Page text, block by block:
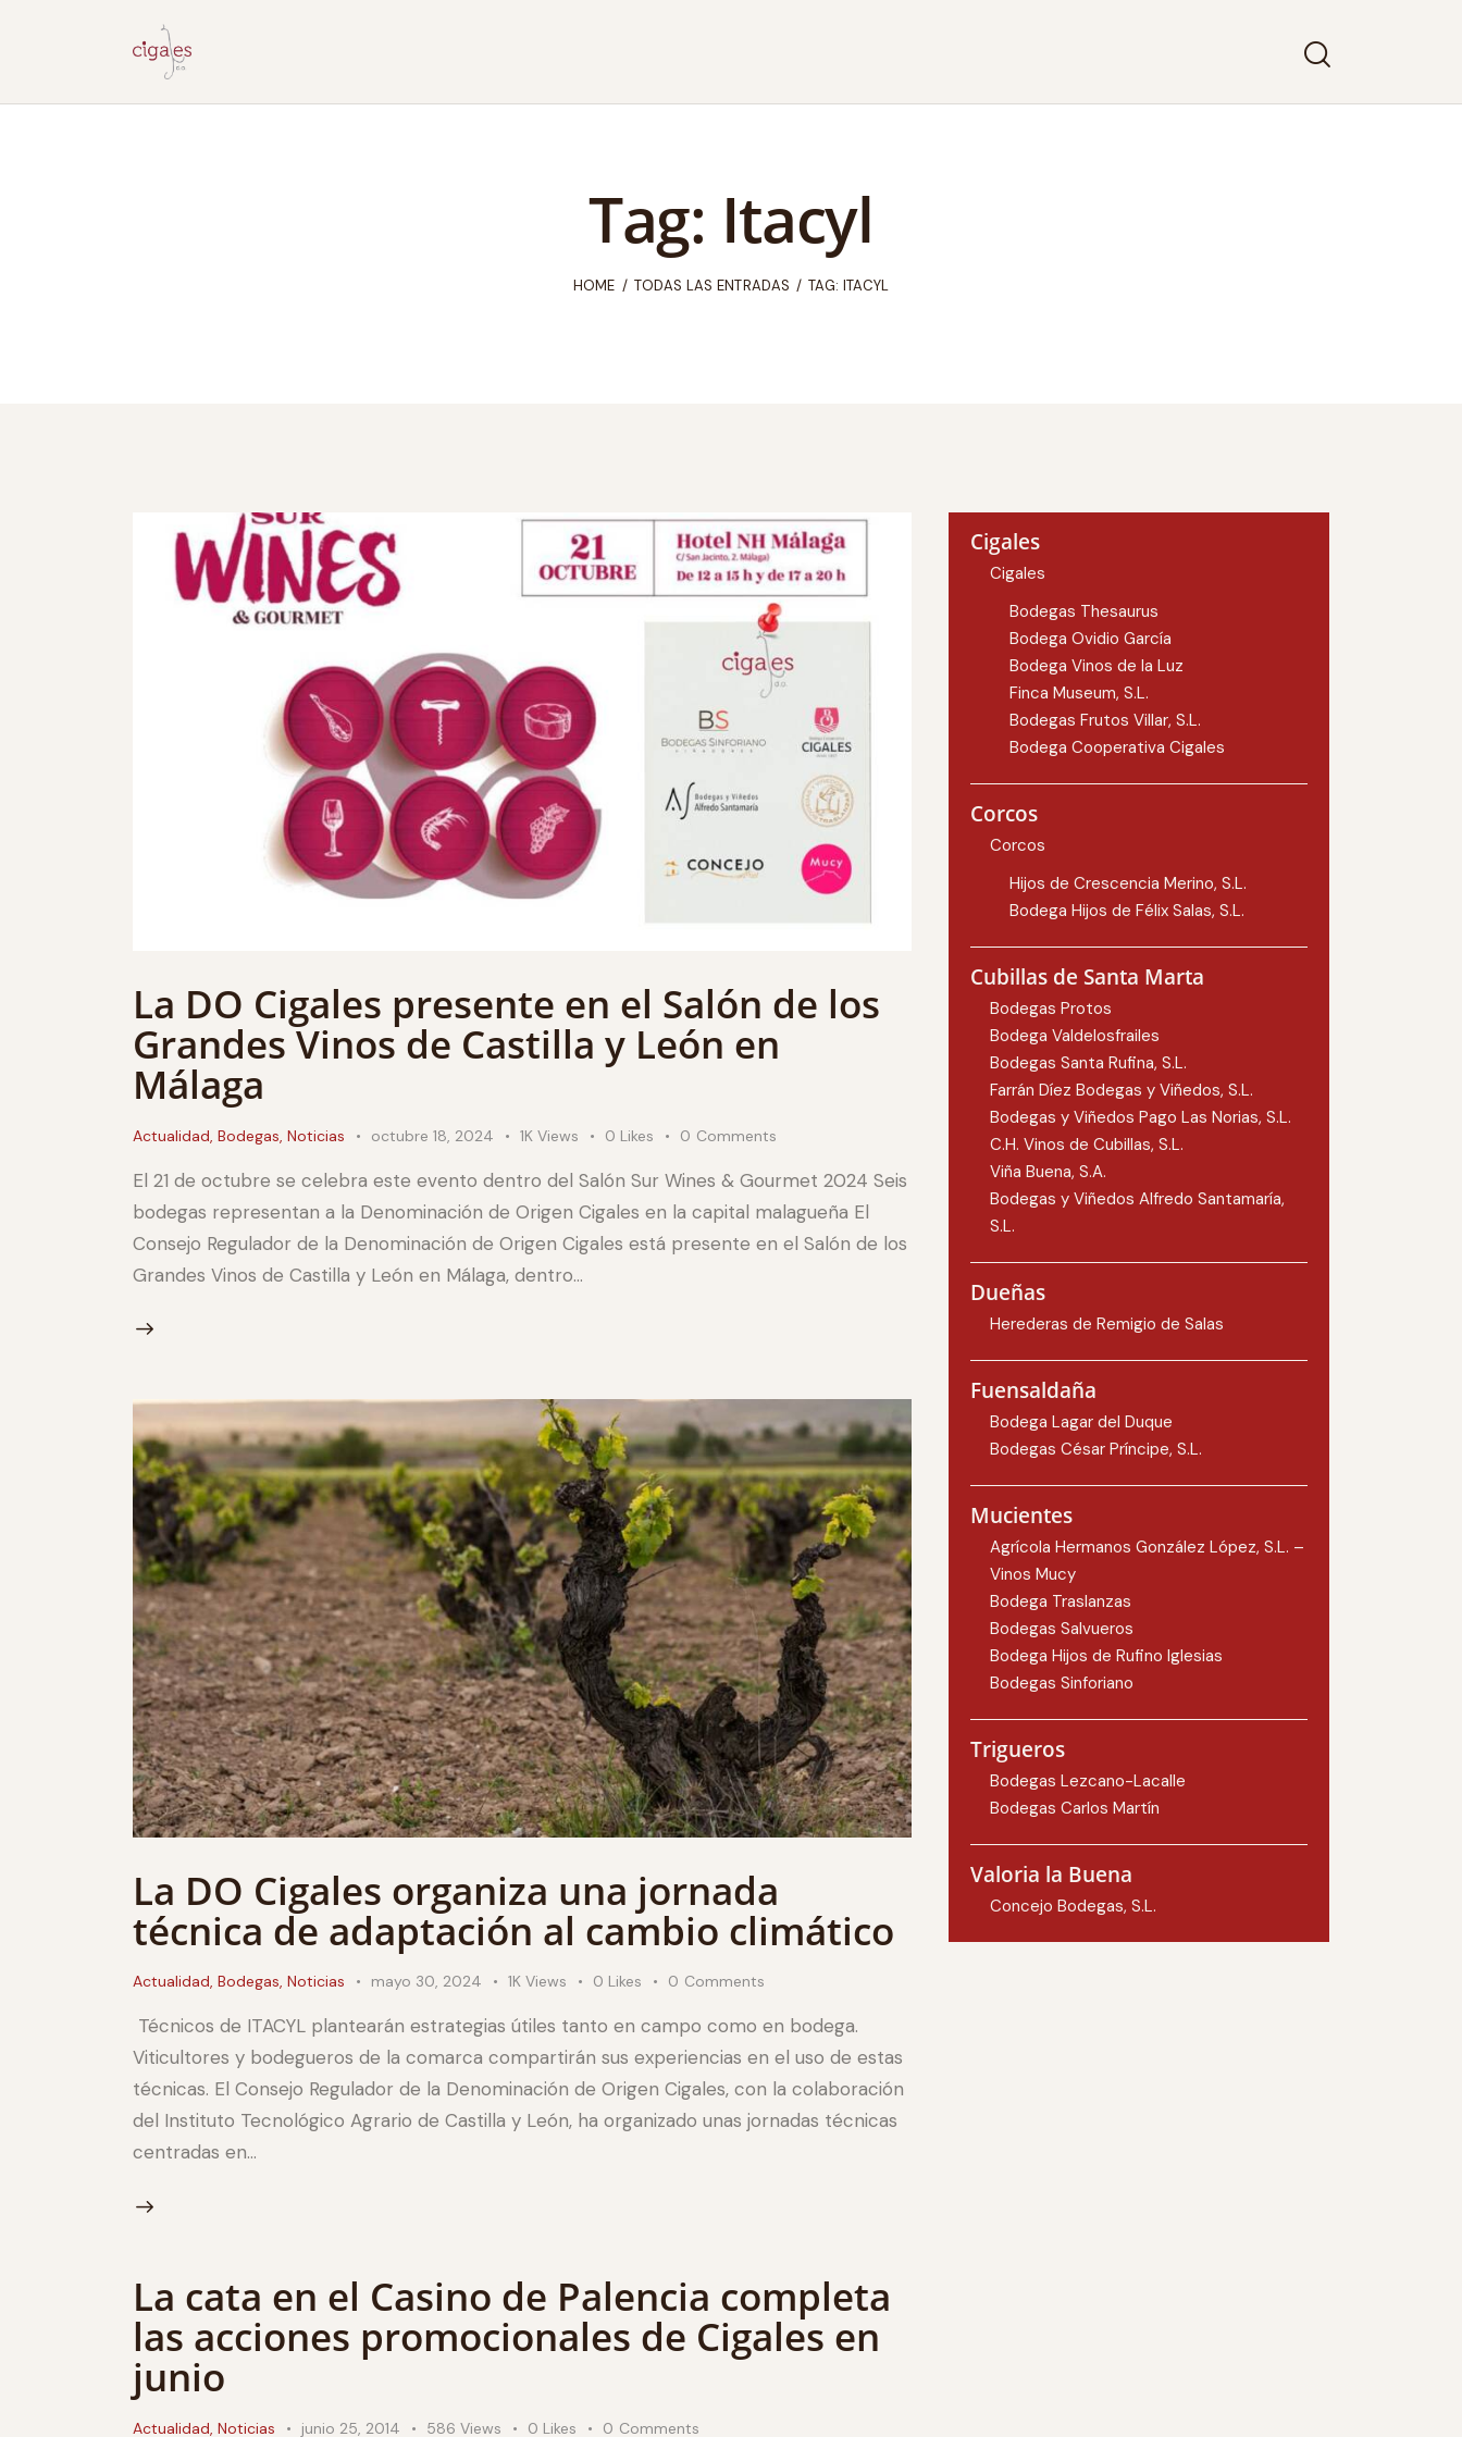
Tag: Itacyl
HOME TODAS LAS ENTRADAS TAG: ITACYL
La DO Cigales presente en el Salón de los
Grandes Vinos de Castilla y León en
Málaga
Actualidad Bodegas Noticias octubre 18, 2024 1K Views 0 Likes 0 Comments
El 21 de octubre se celebra este evento dentro del Salón Sur Wines & Gourmet 2024 Seis
bodegas representan a la Denominación de Origen Cigales en la capital malagueña El
Consejo Regulador de la Denominación de Origen Cigales está presente en el Salón de los
Grandes Vinos de Castilla y León en Málaga, dentro…
La DO Cigales organiza una jornada
técnica de adaptación al cambio climático
Actualidad, Bodegas, Noticias mayo 30, 2024 1K Views 0 Likes 0 Comments
Técnicos de ITACYL plantearán estrategias útiles tanto en campo como en bodega.
Viticultores y bodegueros de la comarca compartirán sus experiencias en el uso de estas
técnicas. El Consejo Regulador de la Denominación de Origen Cigales, con la colaboración
del Instituto Tecnológico Agrario de Castilla y León, ha organizado unas jornadas técnicas
centradas en…
La cata en el Casino de Palencia completa
las acciones promocionales de Cigales en
junio
Actualidad, Noticias junio 25, 2014 586 Views 0 Likes 0 Comments
Cigales
Cigales
Bodegas Thesaurus
Bodega Ovidio García
Bodega Vinos de la Luz
Finca Museum, S.L.
Bodegas Frutos Villar, S.L.
Bodega Cooperativa Cigales
Corcos
Corcos
Hijos de Crescencia Merino, S.L.
Bodega Hijos de Félix Salas, S.L.
Cubillas de Santa Marta
Bodegas Protos
Bodega Valdelosfrailes
Bodegas Santa Rufina, S.L.
Farrán Díez Bodegas y Viñedos, S.L.
Bodegas y Viñedos Pago Las Norias, S.L.
C.H. Vinos de Cubillas, S.L.
Viña Buena, S.A.
Bodegas y Viñedos Alfredo Santamaría,
S.L.
Dueñas
Herederas de Remigio de Salas
Fuensaldaña
Bodega Lagar del Duque
Bodegas César Príncipe, S.L.
Mucientes
Agrícola Hermanos González López, S.L. –
Vinos Mucy
Bodega Traslanzas
Bodegas Salvueros
Bodega Hijos de Rufino Iglesias
Bodegas Sinforiano
Trigueros
Bodegas Lezcano-Lacalle
Bodegas Carlos Martín
Valoria la Buena
Concejo Bodegas, S.L.